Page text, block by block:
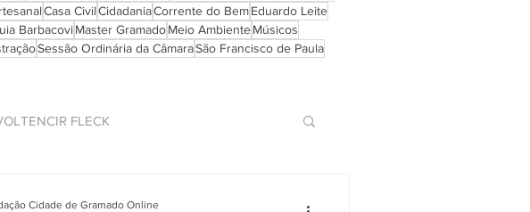
Casa CivilCidadaniaCorrente do BemEduardo Leite
BarbacoviMaster GramadoMeio AmbienteMúsicos
Sessão Ordinária da CâmaraSão Francisco de Paula
FLECK
Cidade de Gramado Online